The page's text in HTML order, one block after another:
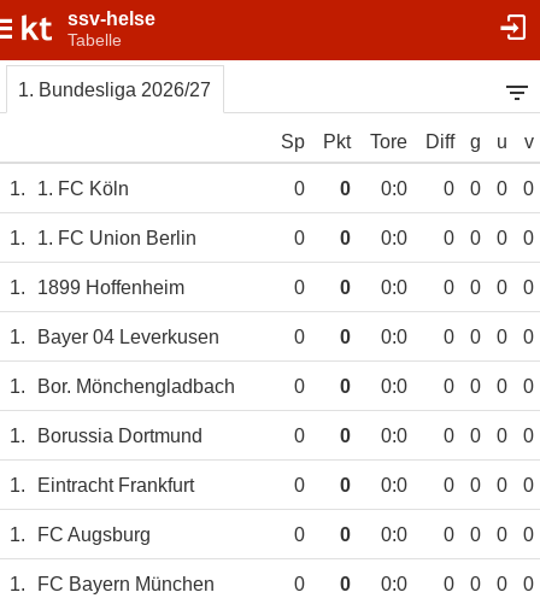
ssv-helse
Tabelle
1. Bundesliga 2026/27
Sp Pkt Tore Diff g u v
1. 1. FC Köln 0 0 0:0 0 0 0 0
1. 1. FC Union Berlin 0 0 0:0 0 0 0 0
1. 1899 Hoffenheim 0 0 0:0 0 0 0 0
1. Bayer 04 Leverkusen 0 0 0:0 0 0 0 0
1. Bor. Mönchengladbach 0 0 0:0 0 0 0 0
1. Borussia Dortmund 0 0 0:0 0 0 0 0
1. Eintracht Frankfurt 0 0 0:0 0 0 0 0
1. FC Augsburg 0 0 0:0 0 0 0 0
1. FC Bayern München 0 0 0:0 0 0 0 0